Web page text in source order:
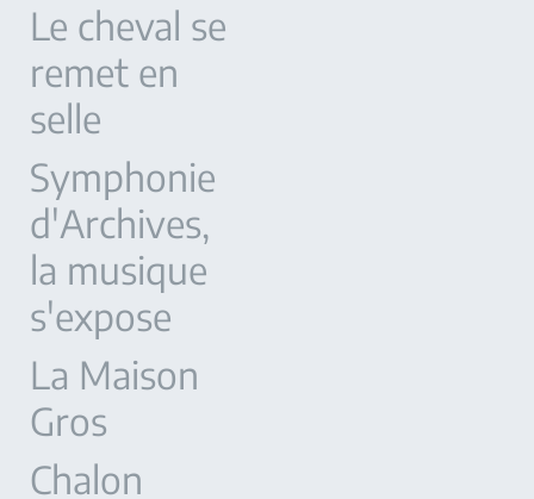
Le cheval se
remet en
selle
Symphonie
d'Archives,
la musique
s'expose
La Maison
Gros
Chalon